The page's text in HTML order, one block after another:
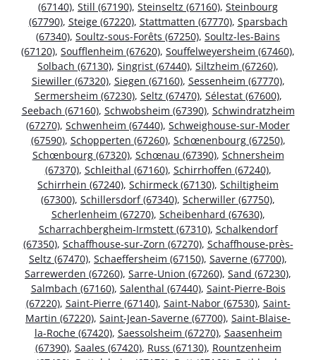
(67140), Still (67190), Steinseltz (67160), Steinbourg
(67790), Steige (67220), Stattmatten (67770), Sparsbach
(67340), Soultz-sous-Forêts (67250), Soultz-les-Bains
(67120), Soufflenheim (67620), Souffelweyersheim (67460),
Solbach (67130), Singrist (67440), Siltzheim (67260),
Siewiller (67320), Siegen (67160), Sessenheim (67770),
Sermersheim (67230), Seltz (67470), Sélestat (67600),
Seebach (67160), Schwobsheim (67390), Schwindratzheim
(67270), Schwenheim (67440), Schweighouse-sur-Moder
(67590), Schopperten (67260), Schœnenbourg (67250),
Schœnbourg (67320), Schœnau (67390), Schnersheim
(67370), Schleithal (67160), Schirrhoffen (67240),
Schirrhein (67240), Schirmeck (67130), Schiltigheim
(67300), Schillersdorf (67340), Scherwiller (67750),
Scherlenheim (67270), Scheibenhard (67630),
Scharrachbergheim-Irmstett (67310), Schalkendorf
(67350), Schaffhouse-sur-Zorn (67270), Schaffhouse-près-
Seltz (67470), Schaeffersheim (67150), Saverne (67700),
Sarrewerden (67260), Sarre-Union (67260), Sand (67230),
Salmbach (67160), Salenthal (67440), Saint-Pierre-Bois
(67220), Saint-Pierre (67140), Saint-Nabor (67530), Saint-
Martin (67220), Saint-Jean-Saverne (67700), Saint-Blaise-
la-Roche (67420), Saessolsheim (67270), Saasenheim
(67390), Saales (67420), Russ (67130), Rountzenheim